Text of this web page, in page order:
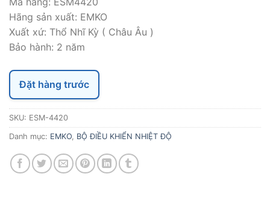
Hãng sản xuất: EMKO
Xuất xứ: Thổ Nhĩ Kỳ ( Châu Âu )
Bảo hành: 2 năm
Đặt hàng trước
SKU: ESM-4420
Danh mục: EMKO, BỘ ĐIỀU KHIỂN NHIỆT ĐỘ